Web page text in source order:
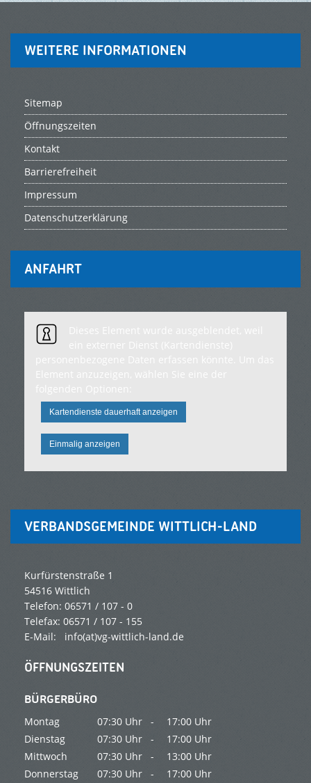
WEITERE INFORMATIONEN
Sitemap
Öffnungszeiten
Kontakt
Barrierefreiheit
Impressum
Datenschutzerklärung
ANFAHRT
Kartendienste dauerhaft anzeigen
Einmalig anzeigen
VERBANDSGEMEINDE WITTLICH-LAND
Kurfürstenstraße 1
54516 Wittlich
Telefon: 06571 / 107 - 0
Telefax: 06571 / 107 - 155
E-Mail: info(at)vg-wittlich-land.de
ÖFFNUNGSZEITEN
BÜRGERBÜRO
Montag 07:30 Uhr -
17:00 Uhr
Dienstag
07:30 Uhr -
17:00 Uhr
Mittwoch
07:30 Uhr -
13:00 Uhr
Donnerstag
07:30 Uhr -
17:00 Uhr